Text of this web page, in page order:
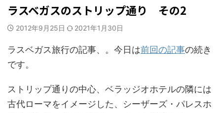
ラスベガスのストリップ通り その2
2012年9月25日 2021年1月30日
ラスベガス旅行の記事、。今日は前回の記事の続き
です。
ストリップ通りの中心、ベラッジオホテルの隣には
古代ローマをイメージした、シーザーズ・パレスホ